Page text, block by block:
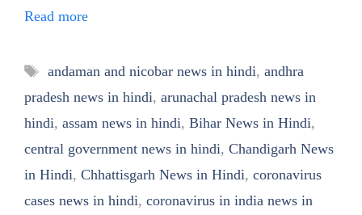
Read more
Tags
andaman and nicobar news in hindi, andhra
pradesh news in hindi, arunachal pradesh news in
hindi, assam news in hindi, Bihar News in Hindi,
central government news in hindi, Chandigarh News
in Hindi, Chhattisgarh News in Hindi, coronavirus
cases news in hindi, coronavirus in india news in